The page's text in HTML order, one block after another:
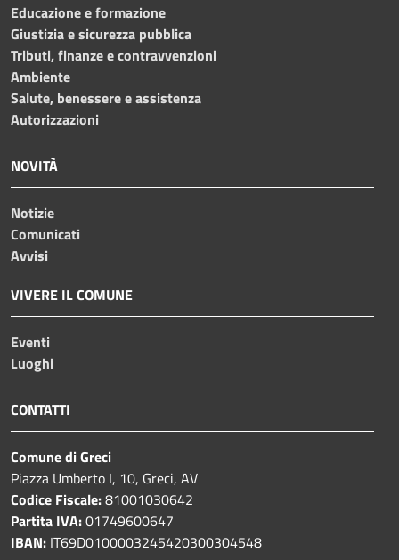
Educazione e formazione
Giustizia e sicurezza pubblica
Tributi, finanze e contravvenzioni
Ambiente
Salute, benessere e assistenza
Autorizzazioni
NOVITÀ
Notizie
Comunicati
Avvisi
VIVERE IL COMUNE
Eventi
Luoghi
CONTATTI
Comune di Greci
Piazza Umberto I, 10, Greci, AV
Codice Fiscale:81001030642
Partita IVA:01749600647
IBAN: IT69D0100003245420300304548